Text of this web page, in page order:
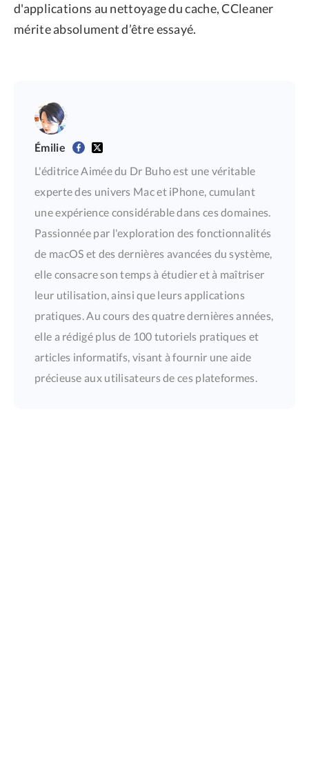
d'applications au nettoyage du cache, CCleaner
mérite absolument d’être essayé.
Émilie
L'éditrice Aimée du Dr Buho est une véritable
experte des univers Mac et iPhone, cumulant
une expérience considérable dans ces domaines.
Passionnée par l'exploration des fonctionnalités
de macOS et des dernières avancées du système,
elle consacre son temps à étudier et à maîtriser
leur utilisation, ainsi que leurs applications
pratiques. Au cours des quatre dernières années,
elle a rédigé plus de 100 tutoriels pratiques et
articles informatifs, visant à fournir une aide
précieuse aux utilisateurs de ces plateformes.